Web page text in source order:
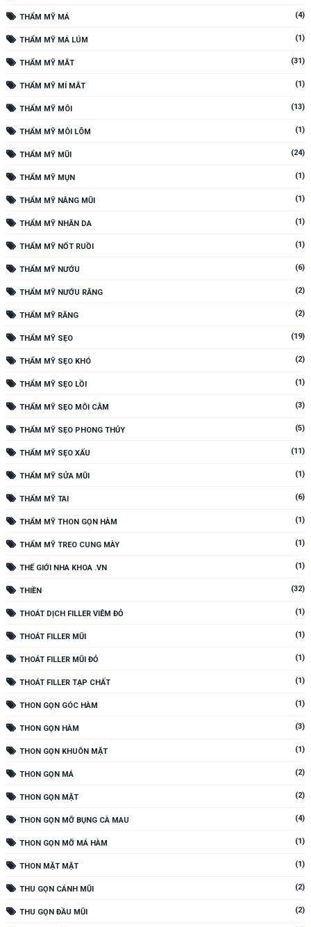
THẨM MỸ MÁ (4)
THẨM MỸ MÁ LÚM (1)
THẨM MỸ MẮT (31)
THẨM MỸ MÍ MẮT (1)
THẨM MỸ MÔI (13)
THẨM MỸ MÔI LÕM (1)
THẨM MỸ MŨI (24)
THẨM MỸ MỤN (1)
THẨM MỸ NÂNG MŨI (1)
THẨM MỸ NHĂN DA (1)
THẨM MỸ NỐT RUỒI (1)
THẨM MỸ NƯỚU (6)
THẨM MỸ NƯỚU RĂNG (2)
THẨM MỸ RĂNG (2)
THẨM MỸ SẸO (19)
THẨM MỸ SẸO KHÓ (2)
THẨM MỸ SẸO LỒI (1)
THẨM MỸ SẸO MÔI CẰM (3)
THẨM MỸ SẸO PHONG THỦY (5)
THẨM MỸ SẸO XẤU (11)
THẨM MỸ SỬA MŨI (1)
THẨM MỸ TAI (6)
THẨM MỸ THON GỌN HÀM (1)
THẨM MỸ TREO CUNG MÀY (1)
THẾ GIỚI NHA KHOA .VN (1)
THIỀN (32)
THOÁT DỊCH FILLER VIÊM ĐỎ (1)
THOÁT FILLER MŨI (1)
THOÁT FILLER MŨI ĐỎ (1)
THOÁT FILLER TẠP CHẤT (1)
THON GỌN GÓC HÀM (1)
THON GỌN HÀM (3)
THON GỌN KHUÔN MẶT (1)
THON GỌN MÁ (2)
THON GỌN MẶT (2)
THON GỌN MỠ BỤNG CÀ MAU (4)
THON GỌN MỠ MÁ HÀM (1)
THON MẶT MẶT (1)
THU GỌN CÁNH MŨI (2)
THU GỌN ĐẦU MŨI (2)